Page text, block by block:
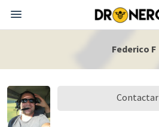
Federico F
Contactar